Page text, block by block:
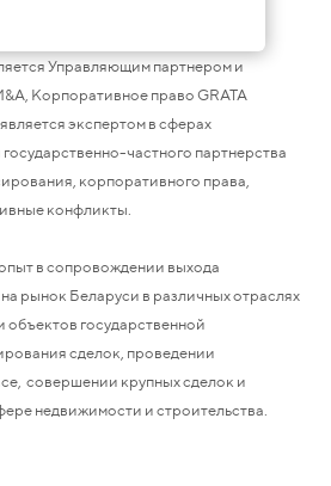
Управляющим партнером и
Корпоративное право GRATA
экспертом в сферах
частного партнерства
корпоративного права,
конфликты.
в сопровождении выхода
рынок Беларуси в различных отраслях
государственной
сделок, проведении
совершении крупных сделок и
недвижимости и строительства.